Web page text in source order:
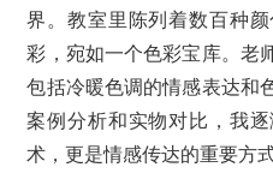
界。教室里陈列着数百种
彩，宛如一个色彩宝库。老
包括冷暖色调的情感表达和
案例分析和实物对比，我
术，更是情感传达的重要方式